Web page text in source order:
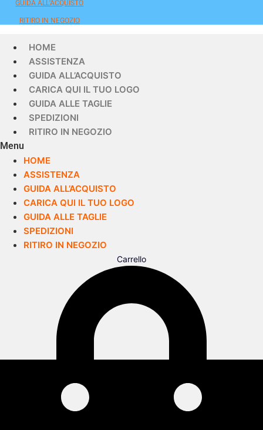
GUIDA ALL'ACQUISTO
RITIRO IN NEGOZIO
HOME
ASSISTENZA
GUIDA ALL’ACQUISTO
CARICA QUI IL TUO LOGO
GUIDA ALLE TAGLIE
SPEDIZIONI
RITIRO IN NEGOZIO
Menu
HOME
ASSISTENZA
GUIDA ALL’ACQUISTO
CARICA QUI IL TUO LOGO
GUIDA ALLE TAGLIE
SPEDIZIONI
RITIRO IN NEGOZIO
Carrello